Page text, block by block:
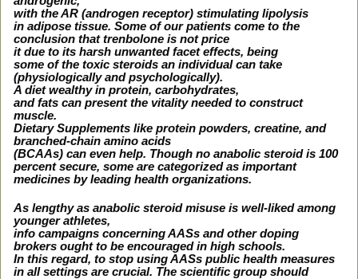
with the AR (androgen receptor) stimulating lipolysis
in adipose tissue. Some of our patients come to the
conclusion that trenbolone is not price
it due to its harsh unwanted facet effects, being
some of the toxic steroids an individual can take
(physiologically and psychologically).
A diet wealthy in protein, carbohydrates,
and fats can present the vitality needed to construct
muscle.
Dietary Supplements like protein powders, creatine, and
branched-chain amino acids
(BCAAs) can even help. Though no anabolic steroid is 100
percent secure, some are categorized as important
medicines by leading health organizations.
As lengthy as anabolic steroid misuse is well-liked among
younger athletes,
info campaigns concerning AASs and other doping
brokers ought to be encouraged in high schools.
In this regard, to stop using AASs public health measures
in all settings are crucial. The scientific group should